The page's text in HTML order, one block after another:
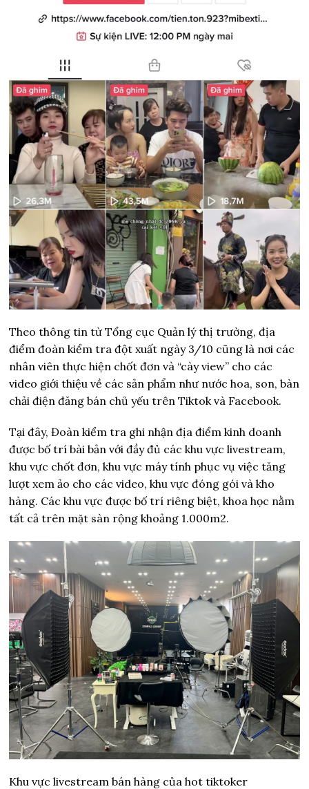
Theo thông tin từ Tổng cục Quản lý thị trường, địa
điểm đoàn kiểm tra đột xuất ngày 3/10 cũng là nơi các
nhân viên thực hiện chốt đơn và “cày view” cho các
video giới thiệu về các sản phẩm như nước hoa, son, bàn
chải điện đăng bán chủ yếu trên Tiktok và Facebook.
Tại đây, Đoàn kiểm tra ghi nhận địa điểm kinh doanh
được bố trí bài bản với đầy đủ các khu vực livestream,
khu vực chốt đơn, khu vực máy tính phục vụ việc tăng
lượt xem ảo cho các video, khu vực đóng gói và kho
hàng. Các khu vực được bố trí riêng biệt, khoa học nằm
tất cả trên mặt sàn rộng khoảng 1.000m2.
Khu vực livestream bán hàng của hot tiktoker